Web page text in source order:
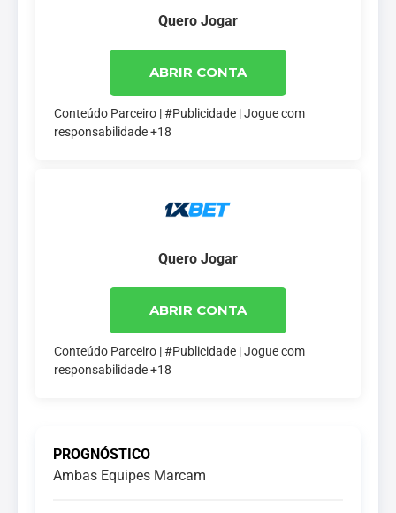
Quero Jogar
ABRIR CONTA
Conteúdo Parceiro | #Publicidade | Jogue com
responsabilidade +18
Quero Jogar
ABRIR CONTA
Conteúdo Parceiro | #Publicidade | Jogue com
responsabilidade +18
PROGNÓSTICO
Ambas Equipes Marcam